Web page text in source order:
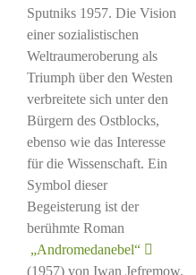
Sputniks 1957. Die Vision
einer sozialistischen
Weltraumeroberung als
Triumph über den Westen
verbreitete sich unter den
Bürgern des Ostblocks,
ebenso wie das Interesse
für die Wissenschaft. Ein
Symbol dieser
Begeisterung ist der
berühmte Roman
„Andromedanebel“
(1957) von Iwan Jefremow,